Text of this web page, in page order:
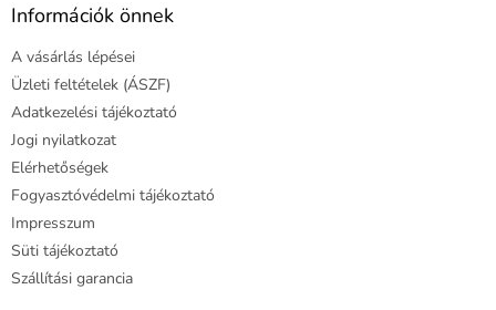
Információk önnek
A vásárlás lépései
Üzleti feltételek (ÁSZF)
Adatkezelési tájékoztató
Jogi nyilatkozat
Elérhetőségek
Fogyasztóvédelmi tájékoztató
Impresszum
Süti tájékoztató
Szállítási garancia